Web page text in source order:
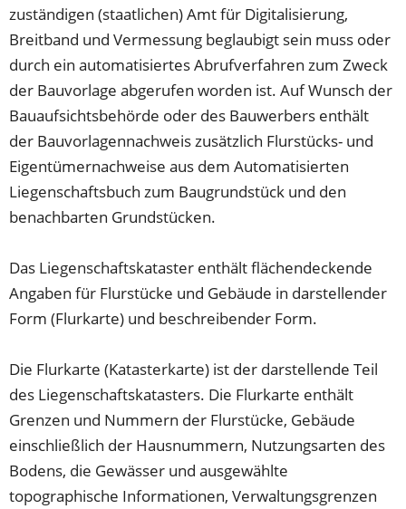
zuständigen (staatlichen) Amt für Digitalisierung,
Breitband und Vermessung beglaubigt sein muss oder
durch ein automatisiertes Abrufverfahren zum Zweck
der Bauvorlage abgerufen worden ist. Auf Wunsch der
Bauaufsichtsbehörde oder des Bauwerbers enthält
der Bauvorlagennachweis zusätzlich Flurstücks- und
Eigentümernachweise aus dem Automatisierten
Liegenschaftsbuch zum Baugrundstück und den
benachbarten Grundstücken.
Das Liegenschaftskataster enthält flächendeckende
Angaben für Flurstücke und Gebäude in darstellender
Form (Flurkarte) und beschreibender Form.
Die Flurkarte (Katasterkarte) ist der darstellende Teil
des Liegenschaftskatasters. Die Flurkarte enthält
Grenzen und Nummern der Flurstücke, Gebäude
einschließlich der Hausnummern, Nutzungsarten des
Bodens, die Gewässer und ausgewählte
topographische Informationen, Verwaltungsgrenzen